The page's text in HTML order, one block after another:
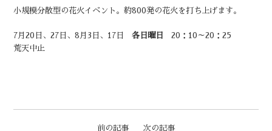
小規模分散型の花火イベント。約800発の花火を打ち上げます。
7月20日、27日、8月3日、17日各日曜日
20：10～20：25
荒天中止
前の記事 次の記事